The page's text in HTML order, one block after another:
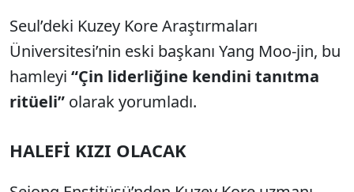
Seul’deki Kuzey Kore Araştırmaları
Üniversitesi’nin eski başkanı Yang Moo-jin, bu
hamleyi “Çin liderliğine kendini tanıtma
ritüeli” olarak yorumladı.
HALEFİ KIZI OLACAK